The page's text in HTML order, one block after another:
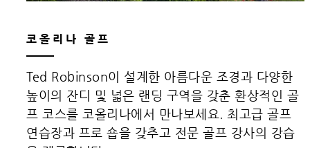
코올리나 골프
Ted Robinson이 설계한 아름다운 조경과 다양한
높이의 잔디 및 넓은 랜딩 구역을 갖춘 환상적인 골
프 코스를 코올리나에서 만나보세요. 최고급 골프
연습장과 프로 숍을 갖추고 전문 골프 강사의 강습